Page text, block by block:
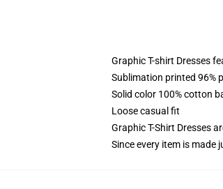
Graphic T-shirt Dresses
Sublimation printed 96%
Solid color 100% cotton
Loose casual fit
Graphic T-Shirt Dresses
Since every item is made